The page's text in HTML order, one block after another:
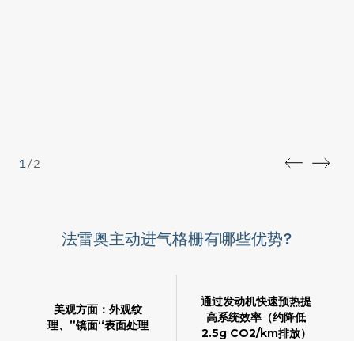
1/2
法雷奥主动进气格栅有哪些优势?
美观方面：外观纹
理、”镜面“表面处理
通过发动机快速预热提
高系统效率（约降低
2.5g CO2/km排放）